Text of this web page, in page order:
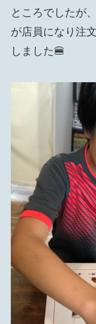
ところでしたが
が店員になり注
しました🍔